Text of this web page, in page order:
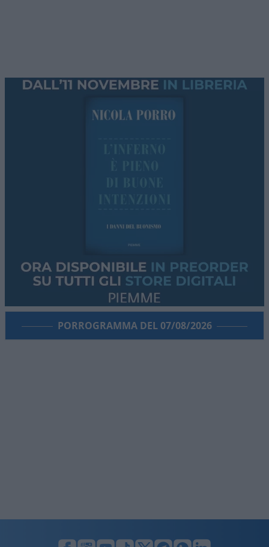
PORROGRAMMA DEL 07/08/2026